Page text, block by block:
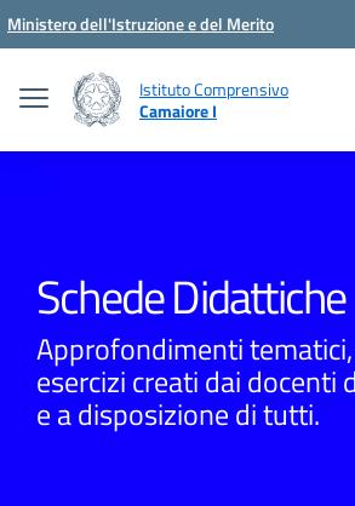
Vai ai contenuti
Vai al menu di navigazione
Vai al footer
Ministero dell'Istruzione e del Merito
Istituto Comprensivo
Camaiore I
Schede Didattiche
Approfondimenti
esercizi creati dai docenti
e a disposizione di tutti.